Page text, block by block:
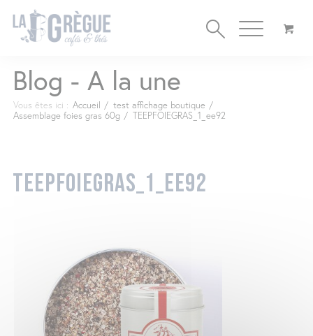
Blog - A la une
Vous êtes ici : Accueil / test affichage boutique /
Assemblage foies gras 60g / TEEPFOIEGRAS_1_ee92
TEEPFOIEGRAS_1_EE92